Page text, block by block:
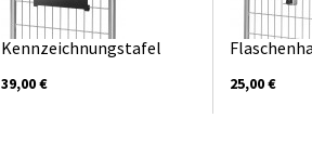
Kennzeichnungstafel
39,00 € 25,00 €